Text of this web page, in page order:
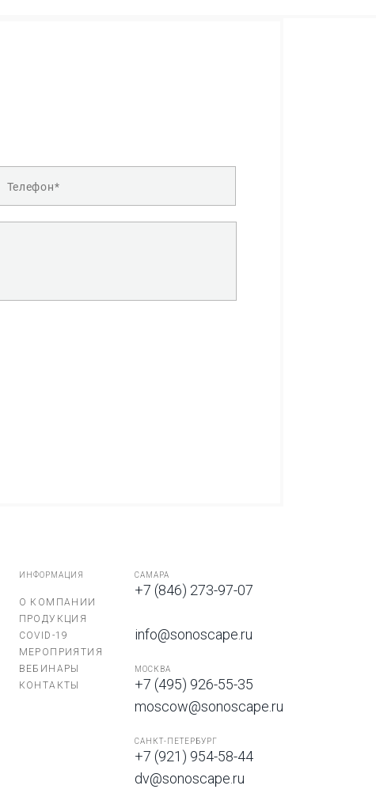
ИНФОРМАЦИЯ
О КОМПАНИИ
ПРОДУКЦИЯ
COVID-19
МЕРОПРИЯТИЯ
ВЕБИНАРЫ
КОНТАКТЫ
САМАРА
+7 (846) 273-97-07
info@sonoscape.ru
МОСКВА
+7 (495) 926-55-35
moscow@sonoscape.ru
САНКТ-ПЕТЕРБУРГ
+7 (921) 954-58-44
dv@sonoscape.ru